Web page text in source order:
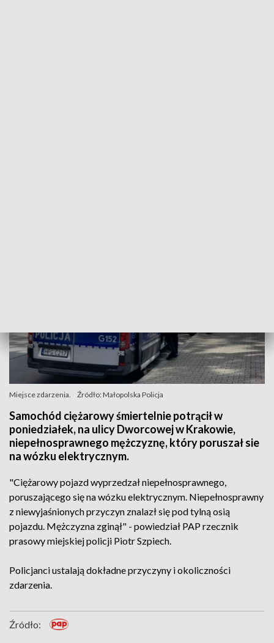
Miejsce zdarzenia. Źródło: Małopolska Policja
Samochód ciężarowy śmiertelnie potrącił w
poniedziałek, na ulicy Dworcowej w Krakowie,
niepełnosprawnego mężczyznę, który poruszał sie
na wózku elektrycznym.
"Ciężarowy pojazd wyprzedzał niepełnosprawnego,
poruszającego się na wózku elektrycznym. Niepełnosprawny
z niewyjaśnionych przyczyn znalazł się pod tylną osią
pojazdu. Mężczyzna zginął" - powiedział PAP rzecznik
prasowy miejskiej policji Piotr Szpiech.
Policjanci ustalają dokładne przyczyny i okoliczności
zdarzenia.
Źródło: